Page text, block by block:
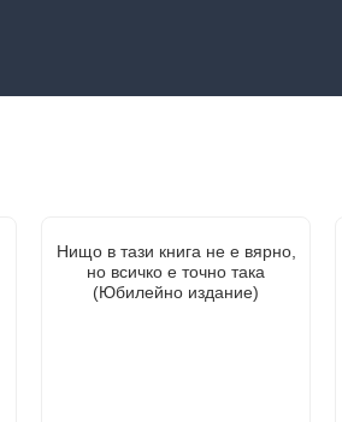
Нищо в тази книга не е вярно,
но всичко е точно така
(Юбилейно издание)